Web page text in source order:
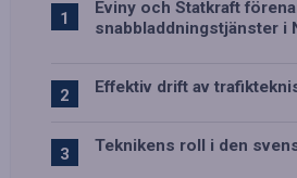
Eviny och Statkraft
snabbladdningstjänster i
Effektiv drift av
Teknikens roll i den